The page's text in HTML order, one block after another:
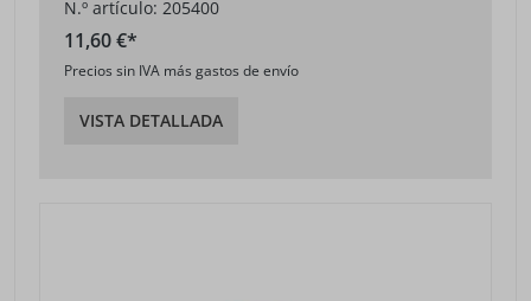
N.º artículo: 205400
11,60 €*
Precios sin IVA más gastos de envío
VISTA DETALLADA